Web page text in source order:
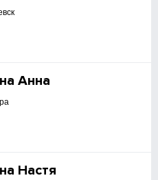
Анна
Настя